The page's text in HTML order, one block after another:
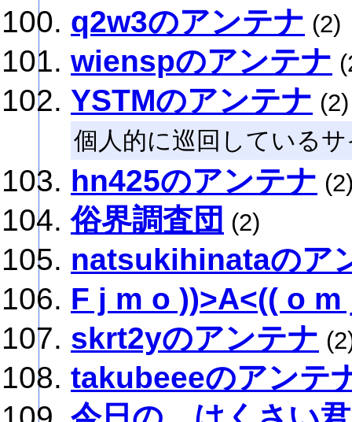
q2w3のアンテナ (2)
wienspのアンテナ
YSTMのアンテナ (2)
個人的に巡回している
hn425のアンテナ
俗界調査団 (2)
natsukihinataのア
F j m o ))>A<(( o m
skrt2yのアンテナ
takubeeeのアンテ